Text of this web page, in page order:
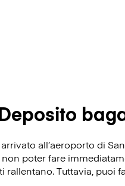
all’aeroporto di
poter fare
rallentano. Tuttavia, puoi